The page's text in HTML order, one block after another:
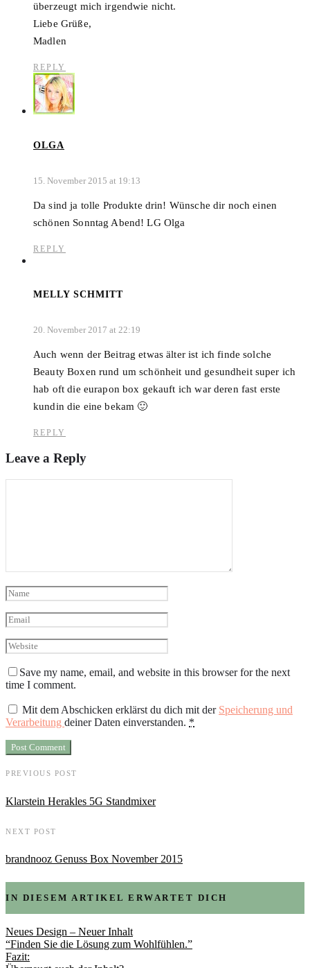
überzeugt mich irgendwie nicht.
Liebe Grüße,
Madlen
REPLY
OLGA
15. November 2015 at 19:13
Da sind ja tolle Produkte drin! Wünsche dir noch einen
schönen Sonntag Abend! LG Olga
REPLY
MELLY SCHMITT
20. November 2017 at 22:19
Auch wenn der Beitrag etwas älter ist ich finde solche
Beauty Boxen rund um schönheit und gesundheit super ich
hab oft die eurapon box gekauft ich war deren fast erste
kundin die eine bekam 🙂
REPLY
Leave a Reply
Save my name, email, and website in this browser for the next
time I comment.
Mit dem Abschicken erklärst du dich mit der Speicherung und
Verarbeitung deiner Daten einverstanden. *
PREVIOUS POST
Klarstein Herakles 5G Standmixer
NEXT POST
brandnooz Genuss Box November 2015
IN DIESEM ARTIKEL ERWARTET DICH
Neues Design – Neuer Inhalt
“Finden Sie die Lösung zum Wohlfühlen.”
Fazit: